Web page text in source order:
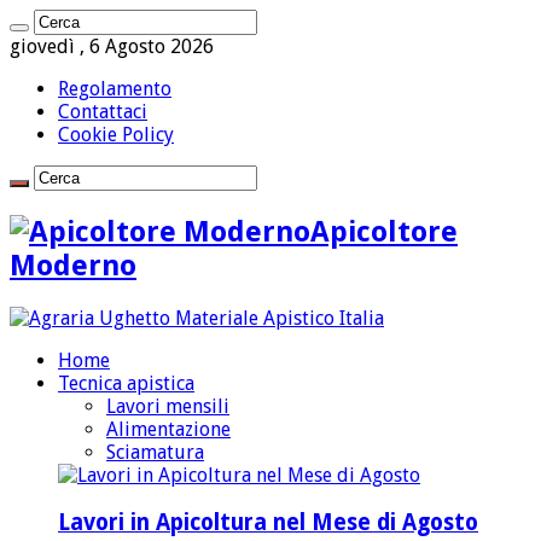
giovedì , 6 Agosto 2026
Regolamento
Contattaci
Cookie Policy
Apicoltore
Moderno
Home
Tecnica apistica
Lavori mensili
Alimentazione
Sciamatura
Lavori in Apicoltura nel Mese di Agosto